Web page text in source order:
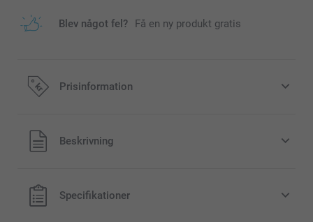
Blev något fel? Få en ny produkt gratis
Prisinformation
Alla priser är i svenska kronor (SEK), inklusive moms och
exklusive porto.
Beskrivning
Specifikationer